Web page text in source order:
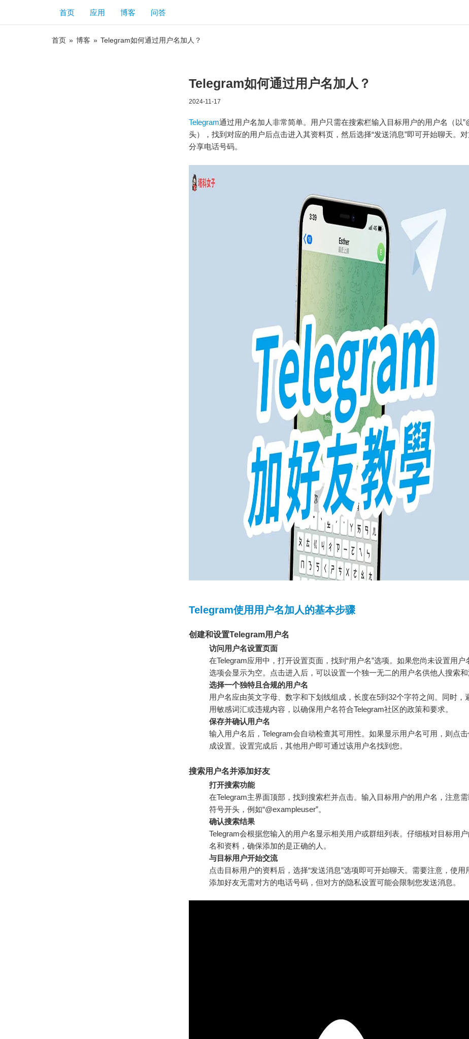
首页 应用 博客 问答
首页 » 博客 » Telegram如何通过用户名加人？
Telegram如何通过用户名加人？
2024-11-17
Telegram通过用户名加人非常简单。用户只需在搜索栏输入目标用户的用户名（以
头），找到对应的用户后点击进入其资料页，然后选择“发送消息”即可开始聊天。
分享电话号码。
Telegram使用用户名加人的基本步骤
创建和设置Telegram用户名
访问用户名设置页面
在Telegram应用中，打开设置页面，找到“用户名”选项。如果您尚未设置用户
选项会显示为空。点击进入后，可以设置一个独一无二的用户名供他人搜索和
选择一个独特且合规的用户名
用户名应由英文字母、数字和下划线组成，长度在5到32个字符之间。同时，
用敏感词汇或违规内容，以确保用户名符合Telegram社区的政策和要求。
保存并确认用户名
输入用户名后，Telegram会自动检查其可用性。如果显示用户名可用，则点
成设置。设置完成后，其他用户即可通过该用户名找到您。
搜索用户名并添加好友
打开搜索功能
在Telegram主界面顶部，找到搜索栏并点击。输入目标用户的用户名，注意需
符号开头，例如“@exampleuser”。
确认搜索结果
Telegram会根据您输入的用户名显示相关用户或群组列表。仔细核对目标用
名和资料，确保添加的是正确的人。
与目标用户开始交流
点击目标用户的资料后，选择“发送消息”选项即可开始聊天。需要注意，使用
添加好友无需对方的电话号码，但对方的隐私设置可能会限制您发送消息。